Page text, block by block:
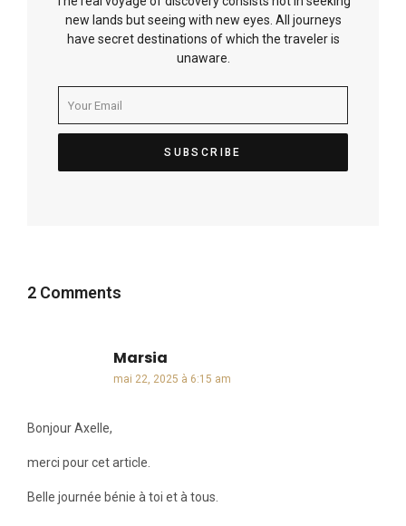
new lands but seeing with new eyes. All journeys
have secret destinations of which the traveler is
unaware.
2 Comments
Marsia
mai 22, 2025 à 6:15 am
Bonjour Axelle,
merci pour cet article.
Belle journée bénie à toi et à tous.